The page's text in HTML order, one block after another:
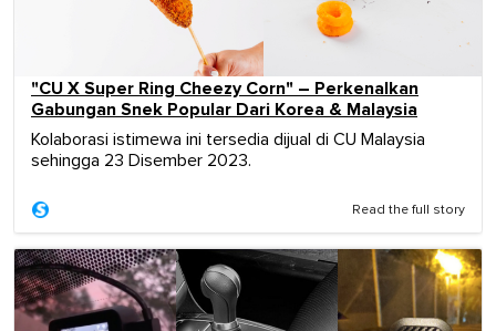
"CU X Super Ring Cheezy Corn" – Perkenalkan
Gabungan Snek Popular Dari Korea & Malaysia
Kolaborasi istimewa ini tersedia dijual di CU Malaysia
sehingga 23 Disember 2023.
Read the full story